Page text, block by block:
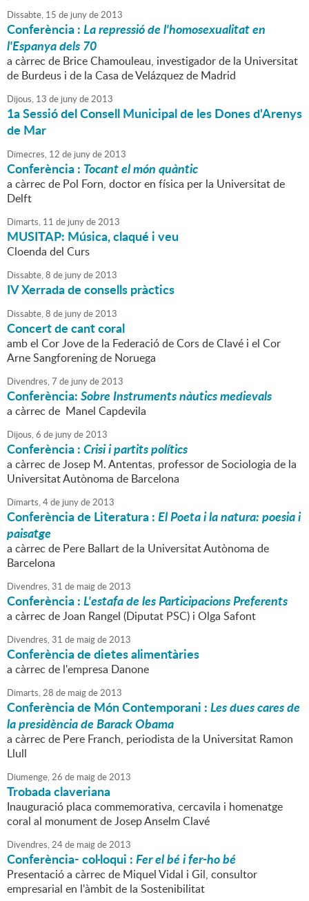
Dissabte, 15 de junyde2013
Conferència :La repressió de l'homosexualitat en
l'Espanya dels 70
a càrrec de Brice Chamouleau, investigador de la Universitat
de Burdeus i de la Casa de Velázquez de Madrid
Dijous, 13 de junyde2013
1a Sessió del Consell Municipal de les Dones d'Arenys
de Mar
Dimecres, 12 de junyde2013
Conferència : Tocant el món quàntic
a càrrec de Pol Forn, doctor en física per la Universitat de
Delft
Dimarts, 11 de junyde2013
MUSITAP: Música, claqué i veu
Cloenda del Curs
Dissabte,8 de junyde2013
IV Xerrada de consells pràctics
Dissabte,8 de junyde2013
Concert de cant coral
amb el Cor Jove de la Federació de Cors de Clavé i el Cor
Arne Sangforening de Noruega
Divendres,7 de junyde2013
Conferència:Sobre Instruments nàutics medievals
a càrrec de Manel Capdevila
Dijous,6 de junyde2013
Conferència :Crisi i partits polítics
a càrrec de Josep M. Antentas, professor de Sociologia de la
Universitat Autònoma de Barcelona
Dimarts,4de junyde2013
Conferència de Literatura :El Poeta i la natura: poesia i
paisatge
a càrrec de Pere Ballart de la Universitat Autònoma de
Barcelona
Divendres,31 de maigde2013
Conferència :L'estafa de les Participacions Preferents
a càrrec de Joan Rangel (Diputat PSC) i Olga Safont
Divendres,31 de maigde2013
Conferència de dietes alimentàries
a càrrec de l'empresa Danone
Dimarts,28 de maigde2013
Conferència de Món Contemporani :Les dues cares de
la presidència de Barack Obama
a càrrec de Pere Franch, periodista de la Universitat Ramon
Llull
Diumenge,26 de maigde2013
Trobada claveriana
Inauguració placa commemorativa, cercavila i homenatge
coral al monument de Josep Anselm Clavé
Divendres,24de maigde2013
Conferència- col·loqui :Fer el bé i fer-ho bé
Presentació a càrrec de Miquel Vidal i Gil, consultor
empresarial en l'àmbit de la Sostenibilitat